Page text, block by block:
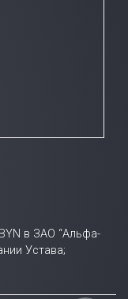
в ЗАО “Альфа-
Устава;